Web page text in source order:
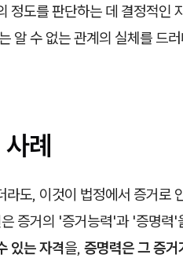
정도를 판단하는 데 결정적인
알 수 없는 관계의 실체를 드
례
도, 이것이 법정에서 증거로
증거의 '증거능력'과 '증명력'
있는 자격을, 증명력은 그 증거